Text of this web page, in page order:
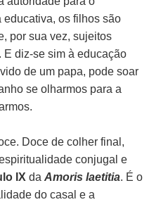
educativa, os filhos são
por sua vez, sujeitos
diz-se sim à educação
de um papa, pode soar
se olharmos para a
Doce de colher final,
conjugal e
IX daAmoris laetitia. É o
do casal e a